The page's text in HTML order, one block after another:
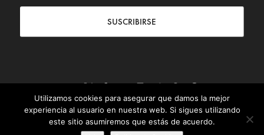
SUSCRIBIRSE
Contacto | Aviso legal | Política de privacidad | Política de
Cookies
© Fundación Civismo 2025
Utilizamos cookies para asegurar que damos la mejor
experiencia al usuario en nuestra web. Si sigues utilizando
este sitio asumiremos que estás de acuerdo.